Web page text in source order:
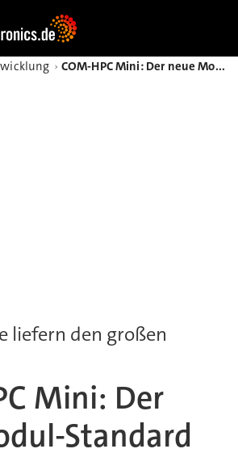
COM-HPC Mini: Der neue Modul-Standard für Beobachtungsdrohnen
liefern den großen
Mini: Der
Standard